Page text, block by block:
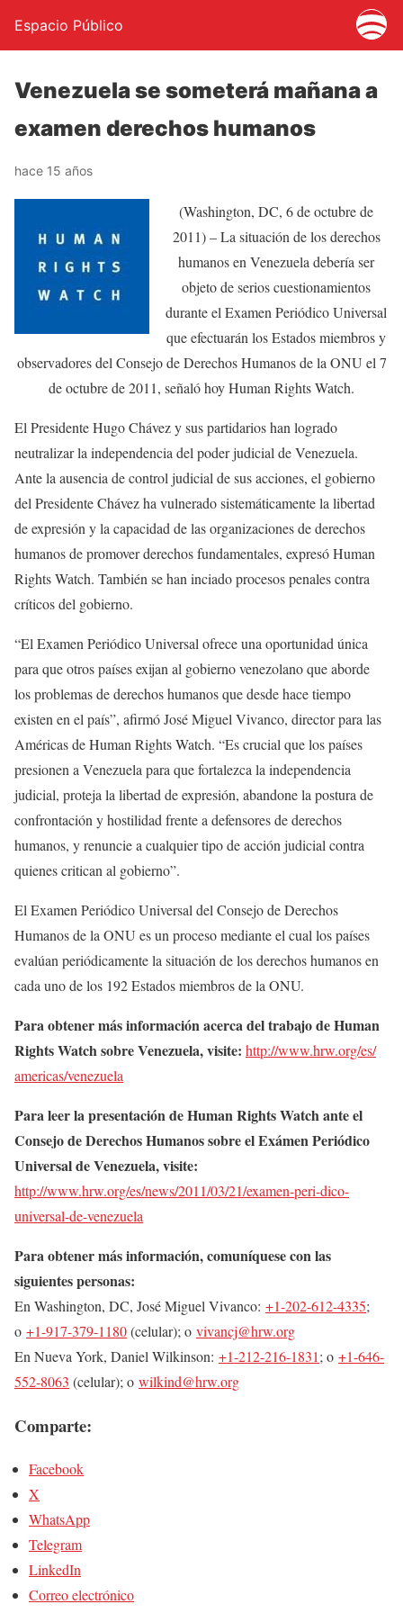
Espacio Público
Venezuela se someterá mañana a
examen derechos humanos
hace 15 años
(Washington, DC, 6 de octubre de
2011) – La situación de los derechos
humanos en Venezuela debería ser
objeto de serios cuestionamientos
durante el Examen Periódico Universal
que efectuarán los Estados miembros y
observadores del Consejo de Derechos Humanos de la ONU el 7
de octubre de 2011, señaló hoy Human Rights Watch.
El Presidente Hugo Chávez y sus partidarios han logrado
neutralizar la independencia del poder judicial de Venezuela.
Ante la ausencia de control judicial de sus acciones, el gobierno
del Presidente Chávez ha vulnerado sistemáticamente la libertad
de expresión y la capacidad de las organizaciones de derechos
humanos de promover derechos fundamentales, expresó Human
Rights Watch. También se han inciado procesos penales contra
críticos del gobierno.
“El Examen Periódico Universal ofrece una oportunidad única
para que otros países exijan al gobierno venezolano que aborde
los problemas de derechos humanos que desde hace tiempo
existen en el país”, afirmó José Miguel Vivanco, director para las
Américas de Human Rights Watch. “Es crucial que los países
presionen a Venezuela para que fortalezca la independencia
judicial, proteja la libertad de expresión, abandone la postura de
confrontación y hostilidad frente a defensores de derechos
humanos, y renuncie a cualquier tipo de acción judicial contra
quienes critican al gobierno”.
El Examen Periódico Universal del Consejo de Derechos
Humanos de la ONU es un proceso mediante el cual los países
evalúan periódicamente la situación de los derechos humanos en
cada uno de los 192 Estados miembros de la ONU.
Para obtener más información acerca del trabajo de Human
Rights Watch sobre Venezuela, visite: http://www.hrw.org/es/
americas/venezuela
Para leer la presentación de Human Rights Watch ante el
Consejo de Derechos Humanos sobre el Exámen Periódico
Universal de Venezuela, visite:
http://www.hrw.org/es/news/2011/03/21/examen-peri-dico-
universal-de-venezuela
Para obtener más información, comuníquese con las
siguientes personas:
En Washington, DC, José Miguel Vivanco: +1-202-612-4335;
o +1-917-379-1180(celular); o vivancj@hrw.org
En Nueva York, Daniel Wilkinson: +1-212-216-1831; o +1-646-
552-8063 (celular); o wilkind@hrw.org
Comparte:
Facebook
X
WhatsApp
Telegram
LinkedIn
Correo electrónico